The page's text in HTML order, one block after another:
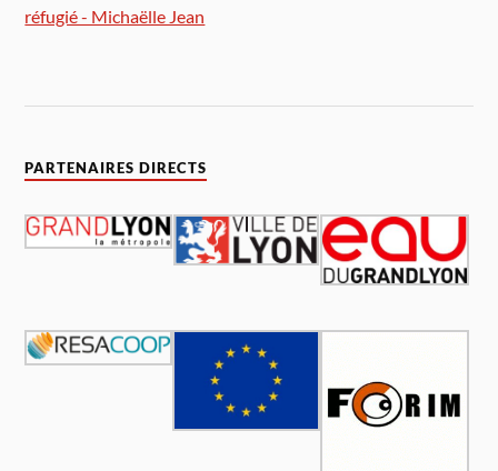
réfugié - Michaëlle Jean
PARTENAIRES DIRECTS